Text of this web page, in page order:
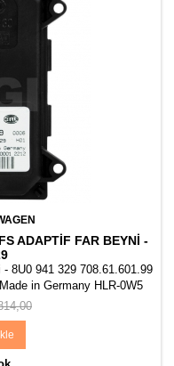
ADAPTIF FAR BEYNI -
8U0 941 329 708.61.601.99
in Germany HLR-0W5